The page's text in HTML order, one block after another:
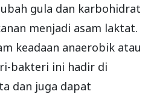
gula dan karbohidrat
menjadi asam laktat.
keadaan anaerobik atau
bakteri ini hadir di
dan juga dapat